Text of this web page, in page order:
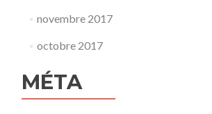
novembre 2017
octobre 2017
MÉTA